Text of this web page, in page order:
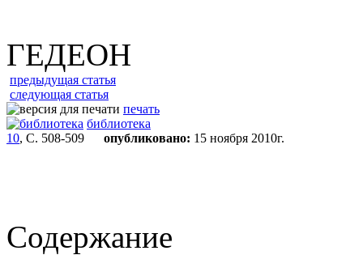
ГЕДЕОН
предыдущая статья
следующая статья
печать
библиотека
10, С. 508-509 опубликовано: 15 ноября 2010г.
Содержание